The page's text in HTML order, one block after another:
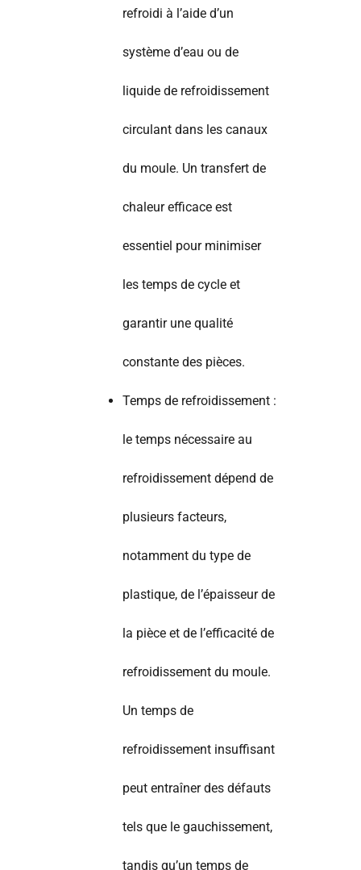
refroidi à l’aide d’un
système d’eau ou de
liquide de refroidissement
circulant dans les canaux
du moule. Un transfert de
chaleur efficace est
essentiel pour minimiser
les temps de cycle et
garantir une qualité
constante des pièces.
Temps de refroidissement :
le temps nécessaire au
refroidissement dépend de
plusieurs facteurs,
notamment du type de
plastique, de l’épaisseur de
la pièce et de l’efficacité de
refroidissement du moule.
Un temps de
refroidissement insuffisant
peut entraîner des défauts
tels que le gauchissement,
tandis qu’un temps de